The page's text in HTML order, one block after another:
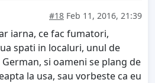
#18 Feb 11, 2016, 21:39
iarna, ce fac fumatori,
spati in localuri, unul de
si oameni se plang de
la usa, sau vorbeste ca eu